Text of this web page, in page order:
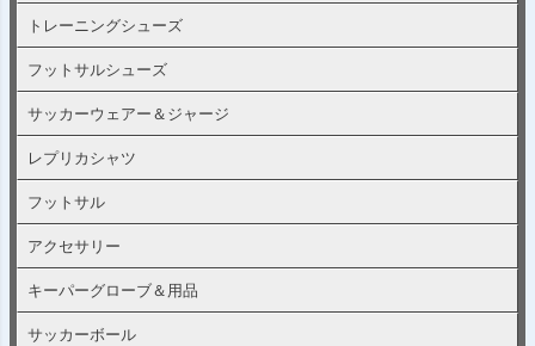
トレーニングシューズ
フットサルシューズ
サッカーウェアー＆ジャージ
レプリカシャツ
フットサル
アクセサリー
キーパーグローブ＆用品
サッカーボール